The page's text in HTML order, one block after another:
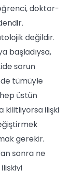
doktor-
değildir.
başladıysa,
sorun
tümüyle
üstün
kilitliyorsa ilişki
gerekir.
sonra ne